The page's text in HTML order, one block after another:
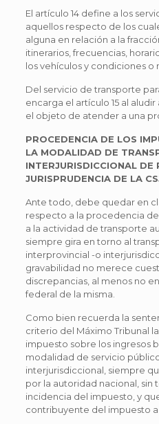
El artículo 14 define a los
aquellos respecto de los
alguna en relación a la
itinerarios, frecuencias,
los vehículos y condiciones o
Del servicio de transporte
encarga el artículo 15 al
el objeto de atender a una
PROCEDENCIA DE LOS
LA MODALIDAD DE
INTERJURISDICCIONAL DE
JURISPRUDENCIA DE LA
Ante todo, debe quedar en
respecto a la procedencia
a la actividad de transporte
siempre gira en torno al
interprovincial -o
gravabilidad no merece
discrepancias, al menos no
federal de la misma.
Como bien recuerda la
criterio del Máximo Tribunal
impuesto sobre los ingresos
modalidad de servicio
interjurisdiccional, siempre
por la autoridad nacional, sin
incidencia del impuesto, y
contribuyente del impuesto a